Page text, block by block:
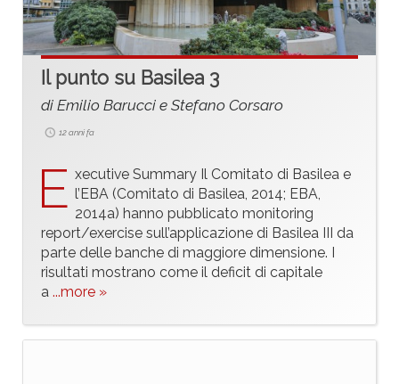
Il punto su Basilea 3
di Emilio Barucci e Stefano Corsaro
12 anni fa
E xecutive Summary Il Comitato di Basilea e
l’EBA (Comitato di Basilea, 2014; EBA,
2014a) hanno pubblicato monitoring
report/exercise sull’applicazione di Basilea III da
parte delle banche di maggiore dimensione. I
risultati mostrano come il deficit di capitale
a ...more »